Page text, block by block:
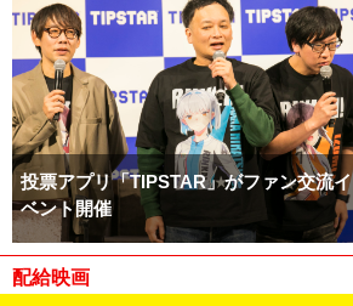
投票アプリ「TIPSTAR」がファン交流イ
ベント開催
配給映画